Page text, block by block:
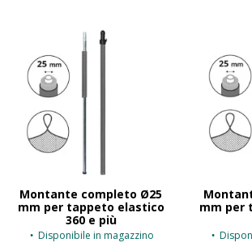
Montante completo Ø25
mm per tappeto elastico
360 e più
Disponibile in magazzino
mm per